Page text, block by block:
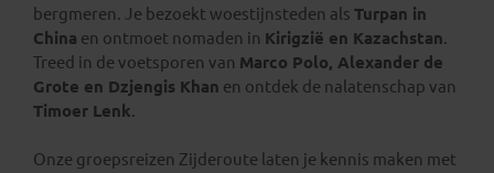
bergmeren. Je bezoekt woestijnsteden als Turpan in
China en ontmoet nomaden in Kirigzië en Kazachstan.
Treed in de voetsporen van Marco Polo, Alexander de
Grote en Dzjengis Khan en ontdek de nalatenschap van
Timoer Lenk.
Onze groepsreizen Zijderoute laten je kennis maken met